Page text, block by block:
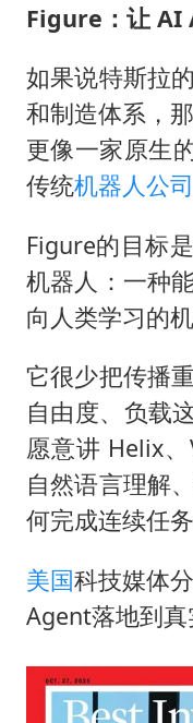
Figure：让 AI
如果说特斯拉
和制造体系，
更像一家原生
传统机器人公司
Figure的目标
机器人：一种
向人类学习的机
它很少把传播
自由度、负载
愿意讲 Helix、
自然语言理解
何完成连续任务
美国科技媒体
Agent落地到真